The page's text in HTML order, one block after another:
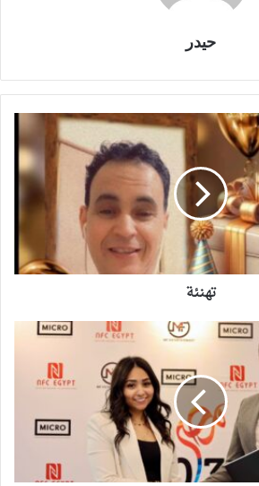
حيدر
تهنئة